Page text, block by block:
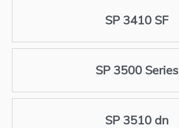
SP 3410 SF
SP 3500 Series
SP 3510 dn